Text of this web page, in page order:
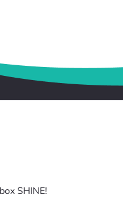
SHINE!